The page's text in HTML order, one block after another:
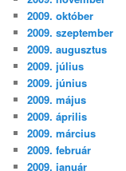
2009. október
2009. szeptember
2009. augusztus
2009. július
2009. június
2009. május
2009. április
2009. március
2009. február
2009. január